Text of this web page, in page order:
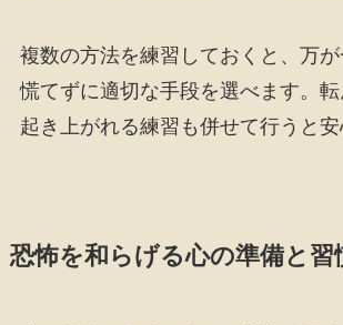
複数の方法を練習しておくと、万
慌てずに適切な手段を選べます。
起き上がれる練習も併せて行うと安
恐怖を和らげる心の準備と習